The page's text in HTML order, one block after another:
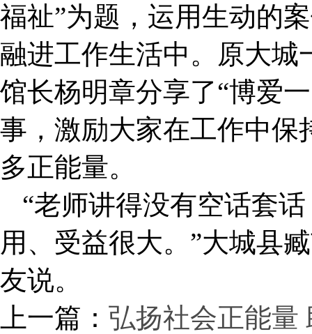
福祉”为题，运用生动的
融进工作生活中。原大城
馆长杨明章分享了“博爱
事，激励大家在工作中保
多正能量。
“老师讲得没有空话套
用、受益很大。”大城县
友说。
上一篇： 弘扬社会正能